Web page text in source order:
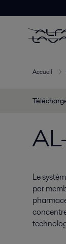
Accueil
Le
par